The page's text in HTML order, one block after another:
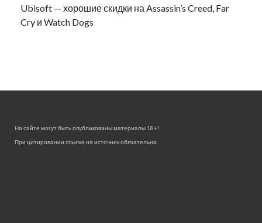
Ubisoft — хорошие скидки на Assassin’s Creed, Far
Cry и Watch Dogs
На сайте могут быть опубликованы материалы 18+!
При цитировании ссылка на источник обязательна.